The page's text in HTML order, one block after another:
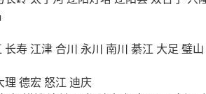
长寿 江津合川 永川 南川 綦江 大足 璧山
理 德宏 怒江 迪庆